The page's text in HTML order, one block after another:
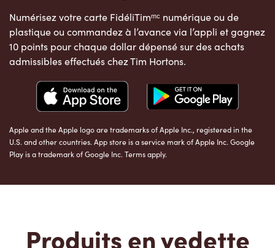
Numérisez votre carte FidéliTimᵐᶜ numérique ou de
plastique ou commandez à l’avance via l’appli et gagnez
10 points pour chaque dollar dépensé sur des achats
admissibles effectués chez Tim Hortons.
Apple and the Apple logo are trademarks of Apple Inc., registered in the
U.S. and other countries. App store is a service mark of Apple Inc. Google
Play is a trademark of Google Inc. Terms apply.
Produits en vedette